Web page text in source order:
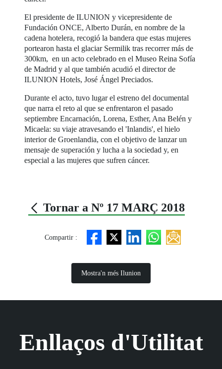
El presidente de ILUNION y vicepresidente de
Fundación ONCE, Alberto Durán, en nombre de la
cadena hotelera, recogió la bandera que estas mujeres
portearon hasta el glaciar Sermilik tras recorrer más de
300km, en un acto celebrado en el Museo Reina Sofía
de Madrid y al que también acudió el director de
ILUNION Hotels, José Ángel Preciados.
Durante el acto, tuvo lugar el estreno del documental
que narra el reto al que se enfrentaron el pasado
septiembre Encarnación, Lorena, Esther, Ana Belén y
Micaela: su viaje atravesando el 'Inlandis', el hielo
interior de Groenlandia, con el objetivo de lanzar un
mensaje de superación y lucha a la sociedad y, en
especial a las mujeres que sufren cáncer.
Tornar a Nº 17 MARÇ 2018
Compartir :
Mostra'n més Ilunion
Enllaços d'Utilitat